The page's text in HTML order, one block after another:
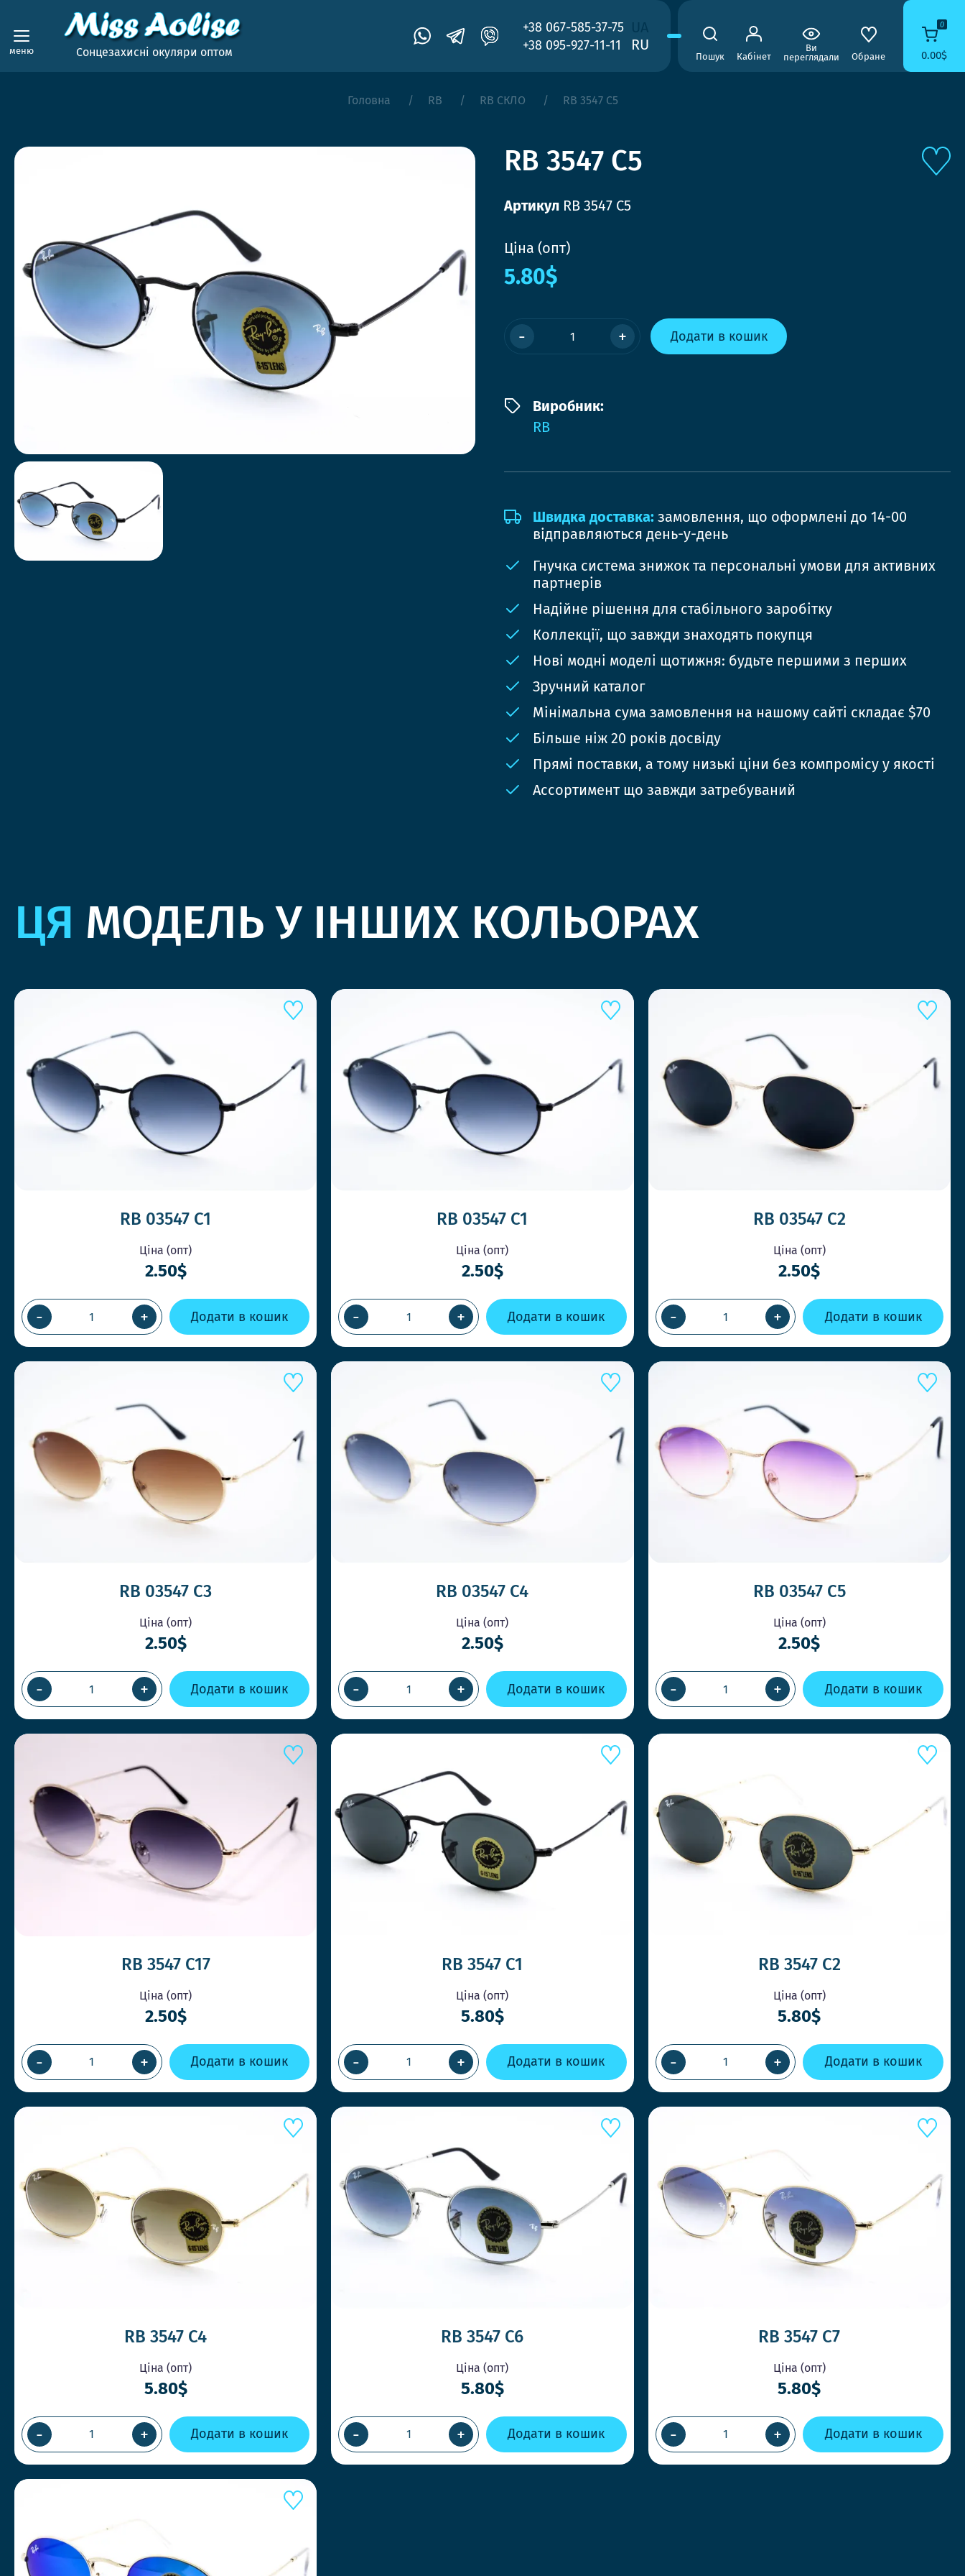
меню Сонцезахисні окуляри оптом
+38 067-585-37-75
+38 095-927-11-11
RU
Пошук Кабінет
Ви
переглядали
Обране
0
0.00$
Головна RB RB СКЛО RB 3547 C5
RB 3547 C5
Артикул RB 3547 C5
Ціна (опт)
5.80$
- + Додати в кошик
Виробник:
RB
Швидка доставка: замовлення, що оформлені до 14-00
відправляються день-у-день
Гнучка система знижок та персональні умови для активних
партнерів
Надійне рішення для стабільного заробітку
Коллекції, що завжди знаходять покупця
Нові модні моделі щотижня: будьте першими з перших
Зручний каталог
Мінімальна сума замовлення на нашому сайті складає $70
Більше ніж 20 років досвіду
Прямі поставки, а тому низькі ціни без компромісу у якості
Ассортимент що завжди затребуваний
ЦЯ МОДЕЛЬ У ІНШИХ КОЛЬОРАХ
RB 03547 C1
Ціна (опт)
2.50$
- + Додати в кошик
RB 03547 C1
Ціна (опт)
2.50$
- + Додати в кошик
RB 03547 C2
Ціна (опт)
2.50$
- + Додати в кошик
RB 03547 C3
Ціна (опт)
2.50$
- + Додати в кошик
RB 03547 C4
Ціна (опт)
2.50$
- + Додати в кошик
RB 03547 C5
Ціна (опт)
2.50$
- + Додати в кошик
RB 3547 C17
Ціна (опт)
2.50$
- + Додати в кошик
RB 3547 C1
Ціна (опт)
5.80$
- + Додати в кошик
RB 3547 C2
Ціна (опт)
5.80$
- + Додати в кошик
RB 3547 C4
Ціна (опт)
5.80$
- + Додати в кошик
RB 3547 C6
Ціна (опт)
5.80$
- + Додати в кошик
RB 3547 C7
Ціна (опт)
5.80$
- + Додати в кошик
ШВИДШЕ КОНКУРЕНТІВ
ПРИ ЗАМОВЛЕННІ ДО 14-00
Працюємо швидко, щоб Ви завжди отримували
товар коли потрібно
НОВІ СТИЛЬНІ МОДЕЛІ ЩОТИЖНЯ
Ловіть тренди першими та дивуйте своїх клієнтів.